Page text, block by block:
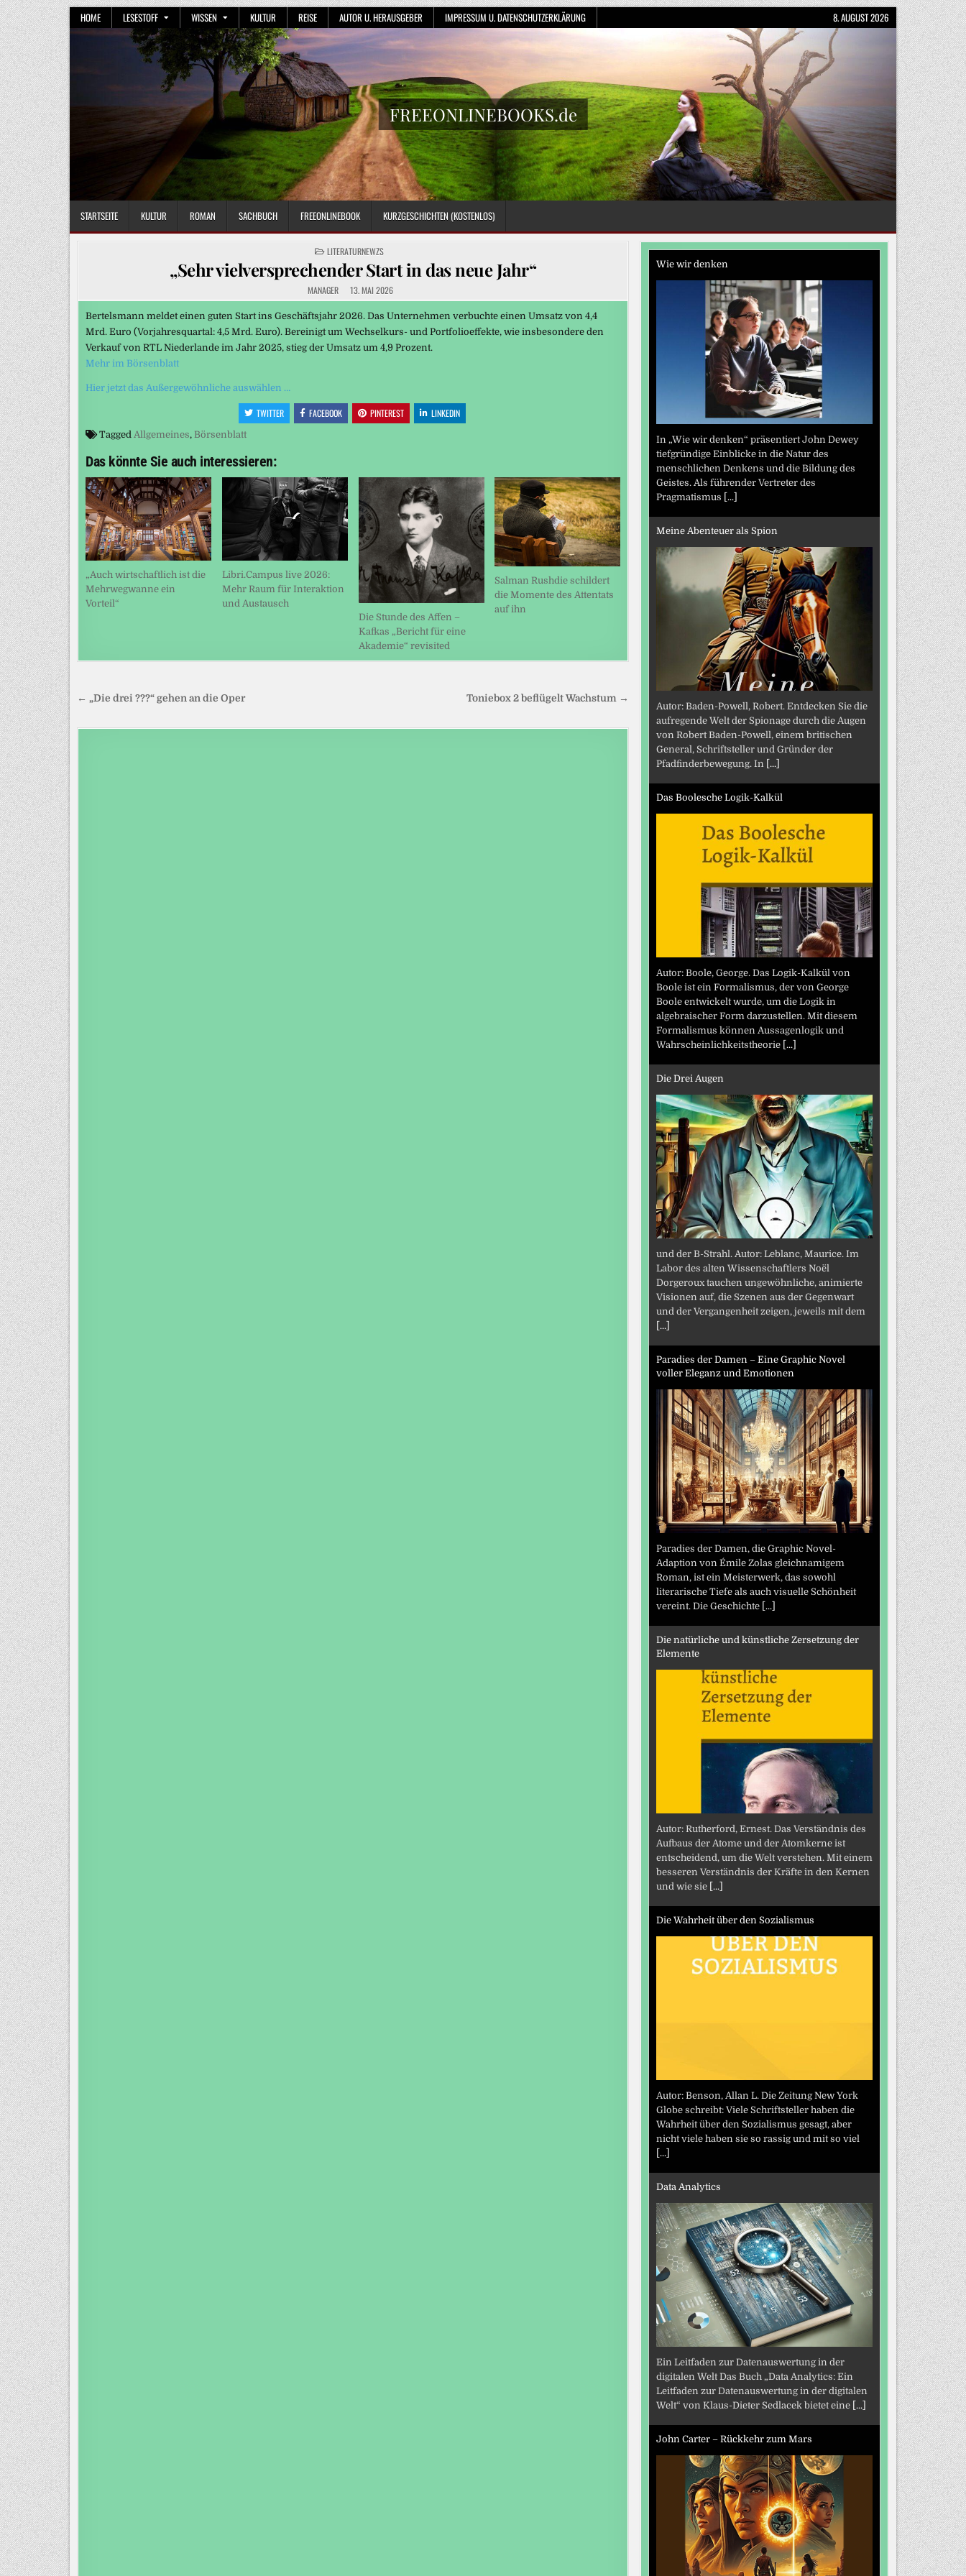
Skip
to
content
HOME LESESTOFF WISSEN KULTUR REISE AUTOR U. HERAUSGEBER IMPRESSUM U. DATENSCHUTZERKLÄRUNG 8. AUGUST 2026
FREEONLINEBOOKS.de
STARTSEITE KULTUR ROMAN SACHBUCH FREEONLINEBOOK KURZGESCHICHTEN (KOSTENLOS)
POSTED
IN
LITERATURNEWZS
„Sehr vielversprechender Start in das neue Jahr“
MANAGER 13. MAI 2026
Bertelsmann meldet einen guten Start ins Geschäftsjahr 2026. Das Unternehmen verbuchte einen Umsatz von 4,4
Mrd. Euro (Vorjahresquartal: 4,5 Mrd. Euro). Bereinigt um Wechselkurs- und Portfolioeffekte, wie insbesondere den
Verkauf von RTL Niederlande im Jahr 2025, stieg der Umsatz um 4,9 Prozent.
Mehr im Börsenblatt
Hier jetzt das Außergewöhnliche auswählen …
TWITTER FACEBOOK PINTEREST LINKEDIN
Tagged Allgemeines, Börsenblatt
Das könnte Sie auch interessieren:
„Auch wirtschaftlich ist die
Mehrwegwanne ein
Vorteil“
Libri.Campus live 2026:
Mehr Raum für Interaktion
und Austausch
Die Stunde des Affen –
Kafkas „Bericht für eine
Akademie“ revisited
Salman Rushdie schildert
die Momente des Attentats
auf ihn
Beitragsnavigation Toniebox 2 beflügelt Wachstum →
← „Die drei ???“ gehen an die Oper
Wie wir denken
In „Wie wir denken“ präsentiert John Dewey
tiefgründige Einblicke in die Natur des
menschlichen Denkens und die Bildung des
Geistes. Als führender Vertreter des
Pragmatismus [...]
Meine Abenteuer als Spion
Autor: Baden-Powell, Robert. Entdecken Sie die
aufregende Welt der Spionage durch die Augen
von Robert Baden-Powell, einem britischen
General, Schriftsteller und Gründer der
Pfadfinderbewegung. In [...]
Das Boolesche Logik-Kalkül
Autor: Boole, George. Das Logik-Kalkül von
Boole ist ein Formalismus, der von George
Boole entwickelt wurde, um die Logik in
algebraischer Form darzustellen. Mit diesem
Formalismus können Aussagenlogik und
Wahrscheinlichkeitstheorie [...]
Die Drei Augen
und der B-Strahl. Autor: Leblanc, Maurice. Im
Labor des alten Wissenschaftlers Noël
Dorgeroux tauchen ungewöhnliche, animierte
Visionen auf, die Szenen aus der Gegenwart
und der Vergangenheit zeigen, jeweils mit dem
[...]
Paradies der Damen – Eine Graphic Novel
voller Eleganz und Emotionen
Paradies der Damen, die Graphic Novel-
Adaption von Émile Zolas gleichnamigem
Roman, ist ein Meisterwerk, das sowohl
literarische Tiefe als auch visuelle Schönheit
vereint. Die Geschichte [...]
Die natürliche und künstliche Zersetzung der
Elemente
Autor: Rutherford, Ernest. Das Verständnis des
Aufbaus der Atome und der Atomkerne ist
entscheidend, um die Welt verstehen. Mit einem
besseren Verständnis der Kräfte in den Kernen
und wie sie [...]
Die Wahrheit über den Sozialismus
Autor: Benson, Allan L. Die Zeitung New York
Globe schreibt: Viele Schriftsteller haben die
Wahrheit über den Sozialismus gesagt, aber
nicht viele haben sie so rassig und mit so viel
[...]
Data Analytics
Ein Leitfaden zur Datenauswertung in der
digitalen Welt Das Buch „Data Analytics: Ein
Leitfaden zur Datenauswertung in der digitalen
Welt“ von Klaus-Dieter Sedlacek bietet eine [...]
John Carter – Rückkehr zum Mars